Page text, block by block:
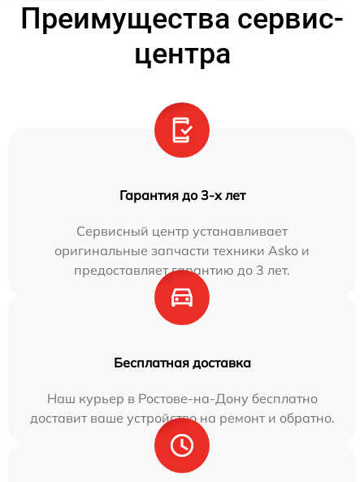
Преимущества сервис-
центра
Гарантия до 3-х лет
Сервисный центр устанавливает
оригинальные запчасти техники Asko и
предоставляет гарантию до 3 лет.
Бесплатная доставка
Наш курьер в Ростове-на-Дону бесплатно
доставит ваше устройство на ремонт и обратно.